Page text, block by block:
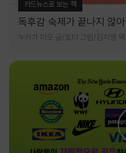
카드뉴스로 보는 책
독후감 숙제가 끝나지 않아
누카가 미오 글/토티 그림/김지영 역